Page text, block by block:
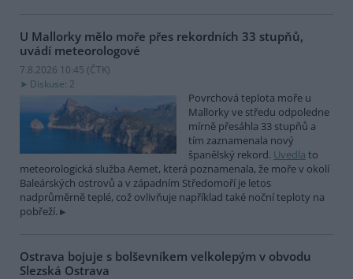
U Mallorky mělo moře přes rekordních 33 stupňů,
uvádí meteorologové
7.8.2026 10:45 (ČTK)
Diskuse: 2
Povrchová teplota moře u
Mallorky ve středu odpoledne
mírně přesáhla 33 stupňů a
tím zaznamenala nový
španělský rekord. Uvedla to
meteorologická služba Aemet, která poznamenala, že moře v okolí
Baleárských ostrovů a v západním Středomoří je letos
nadprůměrně teplé, což ovlivňuje například také noční teploty na
pobřeží.
Ostrava bojuje s bolševníkem velkolepým v obvodu
Slezská Ostrava